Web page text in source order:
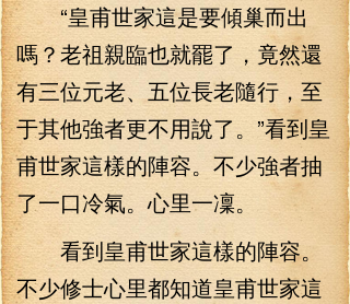
“皇甫世家這是要傾巢而出
嗎？老祖親臨也就罷了，竟然還
有三位元老、五位長老隨行，至
于其他強者更不用說了。”看到皇
甫世家這樣的陣容。不少強者抽
了一口冷氣。心里一凜。
看到皇甫世家這樣的陣容。
不少修士心里都知道皇甫世家這